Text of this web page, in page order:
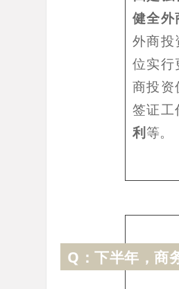
健全外
外商投
位实行
商投资
签证工
利等。
Q：下半年，商